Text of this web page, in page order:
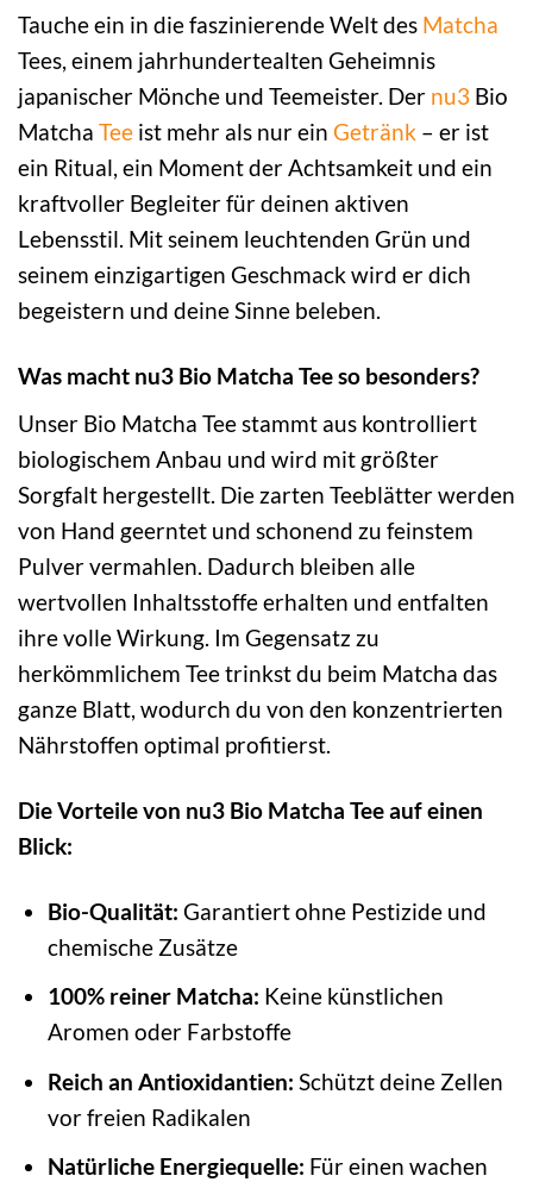
Tauche ein in die faszinierende Welt des Matcha
Tees, einem jahrhundertealten Geheimnis
japanischer Mönche und Teemeister. Der nu3 Bio
Matcha Tee ist mehr als nur ein Getränk – er ist
ein Ritual, ein Moment der Achtsamkeit und ein
kraftvoller Begleiter für deinen aktiven
Lebensstil. Mit seinem leuchtenden Grün und
seinem einzigartigen Geschmack wird er dich
begeistern und deine Sinne beleben.
Was macht nu3 Bio Matcha Tee so besonders?
Unser Bio Matcha Tee stammt aus kontrolliert
biologischem Anbau und wird mit größter
Sorgfalt hergestellt. Die zarten Teeblätter werden
von Hand geerntet und schonend zu feinstem
Pulver vermahlen. Dadurch bleiben alle
wertvollen Inhaltsstoffe erhalten und entfalten
ihre volle Wirkung. Im Gegensatz zu
herkömmlichem Tee trinkst du beim Matcha das
ganze Blatt, wodurch du von den konzentrierten
Nährstoffen optimal profitierst.
Die Vorteile von nu3 Bio Matcha Tee auf einen
Blick:
Bio-Qualität: Garantiert ohne Pestizide und
chemische Zusätze
100% reiner Matcha: Keine künstlichen
Aromen oder Farbstoffe
Reich an Antioxidantien: Schützt deine Zellen
vor freien Radikalen
Natürliche Energiequelle: Für einen wachen